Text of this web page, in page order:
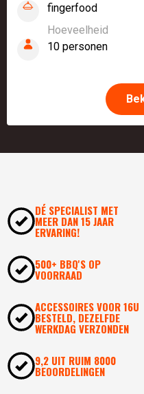
fingerfood
Hoeveelheid
10 personen
DÉ SPECIALIST MET
MEER DAN 15 JAAR
ERVARING!
500+ BBQ'S OP
VOORRAAD
ACCESSOIRES VOOR 16U
BESTELD, DEZELFDE
WERKDAG VERZONDEN
9,2 UIT RUIM 8000
BEOORDELINGEN